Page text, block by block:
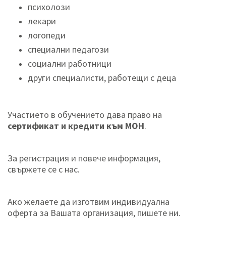
психолози
лекари
логопеди
специални педагози
социални работници
други специалисти, работещи с деца
Участието в обучението дава право на
сертификат и кредити към МОН.
За регистрация и повече информация,
свържете се с нас.
Ако желаете да изготвим индивидуална
оферта за Вашата организация, пишете ни.